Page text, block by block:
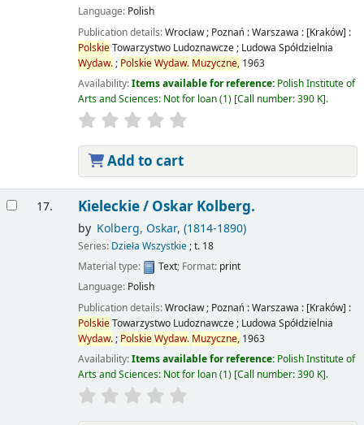
Language: Polish
Publication details:Wrocław ; Poznań : Warszawa : [Kraków] :
PolskieTowarzystwo Ludoznawcze ; Ludowa Spółdzielnia
Wydaw.; PolskieWydaw. Muzyczne, 1963
Availability:Items available for reference: Polish Institute of
Arts and Sciences: Not for loan(1) Call number:390 K .
Add to cart
17. Kieleckie / Oskar Kolberg.
by Kolberg, Oskar, (1814-1890)
Series: Dzieła Wszystkie; t. 18
Material type:
Text; Format: print
Language: Polish
Publication details:Wrocław ; Poznań : Warszawa : [Kraków] :
PolskieTowarzystwo Ludoznawcze ; Ludowa Spółdzielnia
Wydaw.; PolskieWydaw. Muzyczne, 1963
Availability:Items available for reference: Polish Institute of
Arts and Sciences: Not for loan(1) Call number:390 K .